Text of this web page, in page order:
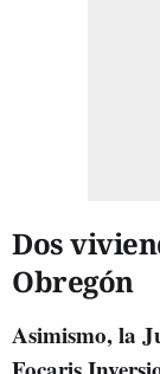
Dos
Obregón
Asimismo, la